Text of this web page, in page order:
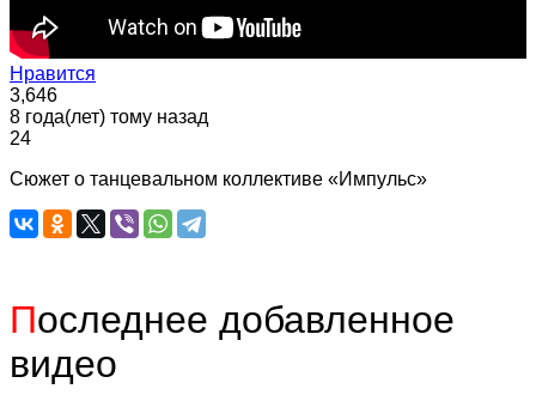
Нравится
3,646
8 года(лет) тому назад
24
Сюжет о танцевальном коллективе «Импульс»
Последнее добавленное
видео